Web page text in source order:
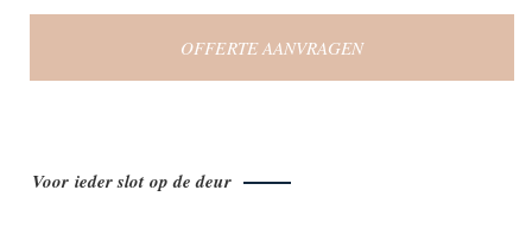
OFFERTE AANVRAGEN
Voor ieder slot op de deur